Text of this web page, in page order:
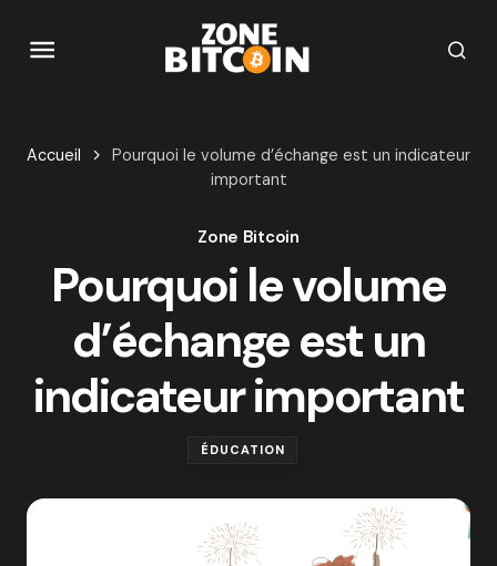
Accueil
Pourquoi le volume d’échange est un indicateur
important
Zone Bitcoin
Pourquoi le volume
d’échange est un
indicateur important
ÉDUCATION